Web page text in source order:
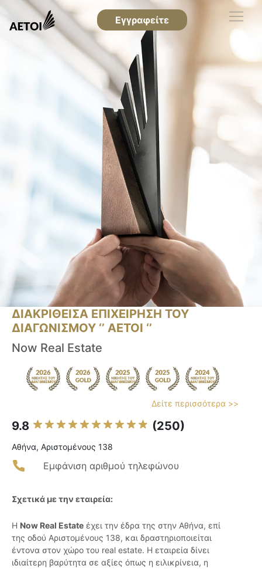
Εγγραφείτε
ΔΙΑΚΡΙΘΕΙΣΑ ΕΠΙΧΕΙΡΗΣΗ ΤΟΥ
ΔΙΑΓΩΝΙΣΜΟΥ ‘’ ΑΕΤΟΙ ‘’
Now Real Estate
Δείτε περισσότερα >>
9.8 (250)
Αθήνα, Αριστομένους 138
Εμφάνιση αριθμού τηλεφώνου
Σχετικά με την εταιρεία:
Η Now Real Estate έχει την έδρα της στην Αθήνα, επί
της οδού Αριστομένους 138, και δραστηριοποιείται
έντονα στον χώρο του real estate. Η εταιρεία δίνει
ιδιαίτερη βαρύτητα σε αξίες όπως η ειλικρίνεια, η